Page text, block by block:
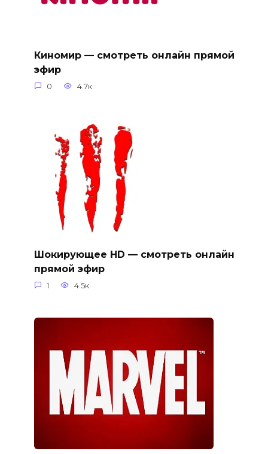
Киномир — смотреть онлайн прямой
эфир
0 4.7к.
Шокирующее HD — смотреть онлайн
прямой эфир
1 4.5к.